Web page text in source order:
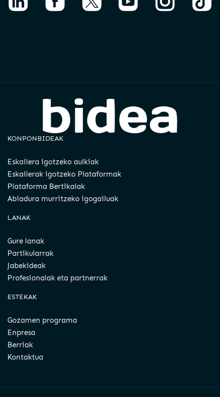
KONPONBIDEAK
Eskailera igotzeko aulkiak
Eskailerak igotzeko Plataformak
Plataforma Bertikalak
Abiadura murritzeko igogailuak
LANAK
Gure lanak
Partikularrak
Jabekideak
Profesionalak eta partnerrak
ESTEKAK
Gozamen programa
Enpresa
Berriak
Kontaktua